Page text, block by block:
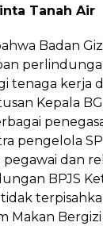
Tanah Air
Badan
tenaga kerja
Kepala
pengelola
dan
BPJS
Makan Bergizi